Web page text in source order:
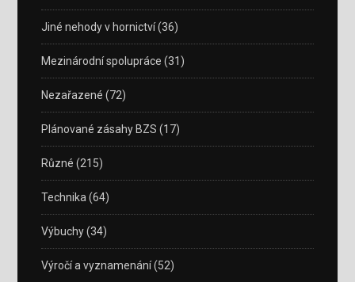
Jiné nehody v hornictví(36)
Mezinárodní spolupráce (31)
Nezařazené (72)
Plánované zásahy BZS (17)
Různé (215)
Technika (64)
Výbuchy(34)
Výročí a vyznamenání(52)